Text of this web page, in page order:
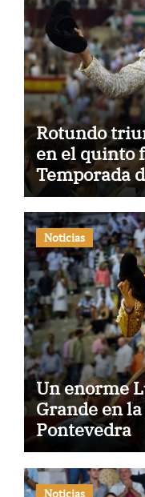
Rotundo
en el quinto
Temporada
Noticias
Un enorme
Grande en
Pontevedra
Noticias